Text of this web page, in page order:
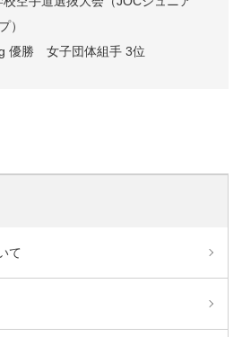
）
優勝 女子団体組手 3位
て